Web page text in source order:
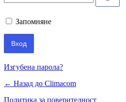
Запомняне
Изгубена парола?
← Назад до Climacom
Политика за поверителност